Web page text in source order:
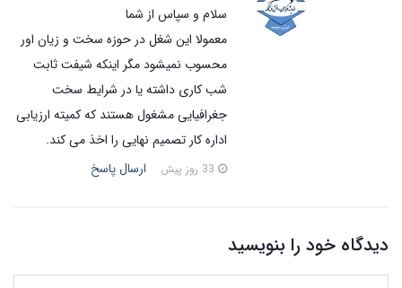
سلام و سپاس از شما
معمولا این شغل در حوزه سخت و زیان اور
محسوب نمیشود مگر اینکه شیفت ثابت
شب کاری داشته یا در شرایط سخت
جغرافیایی مشغول هستند که کمیته ارزیابی
اداره کار تصمیم نهایی را اخذ می کند.
ارسال پاسخ
دیدگاه خود را بنویسید